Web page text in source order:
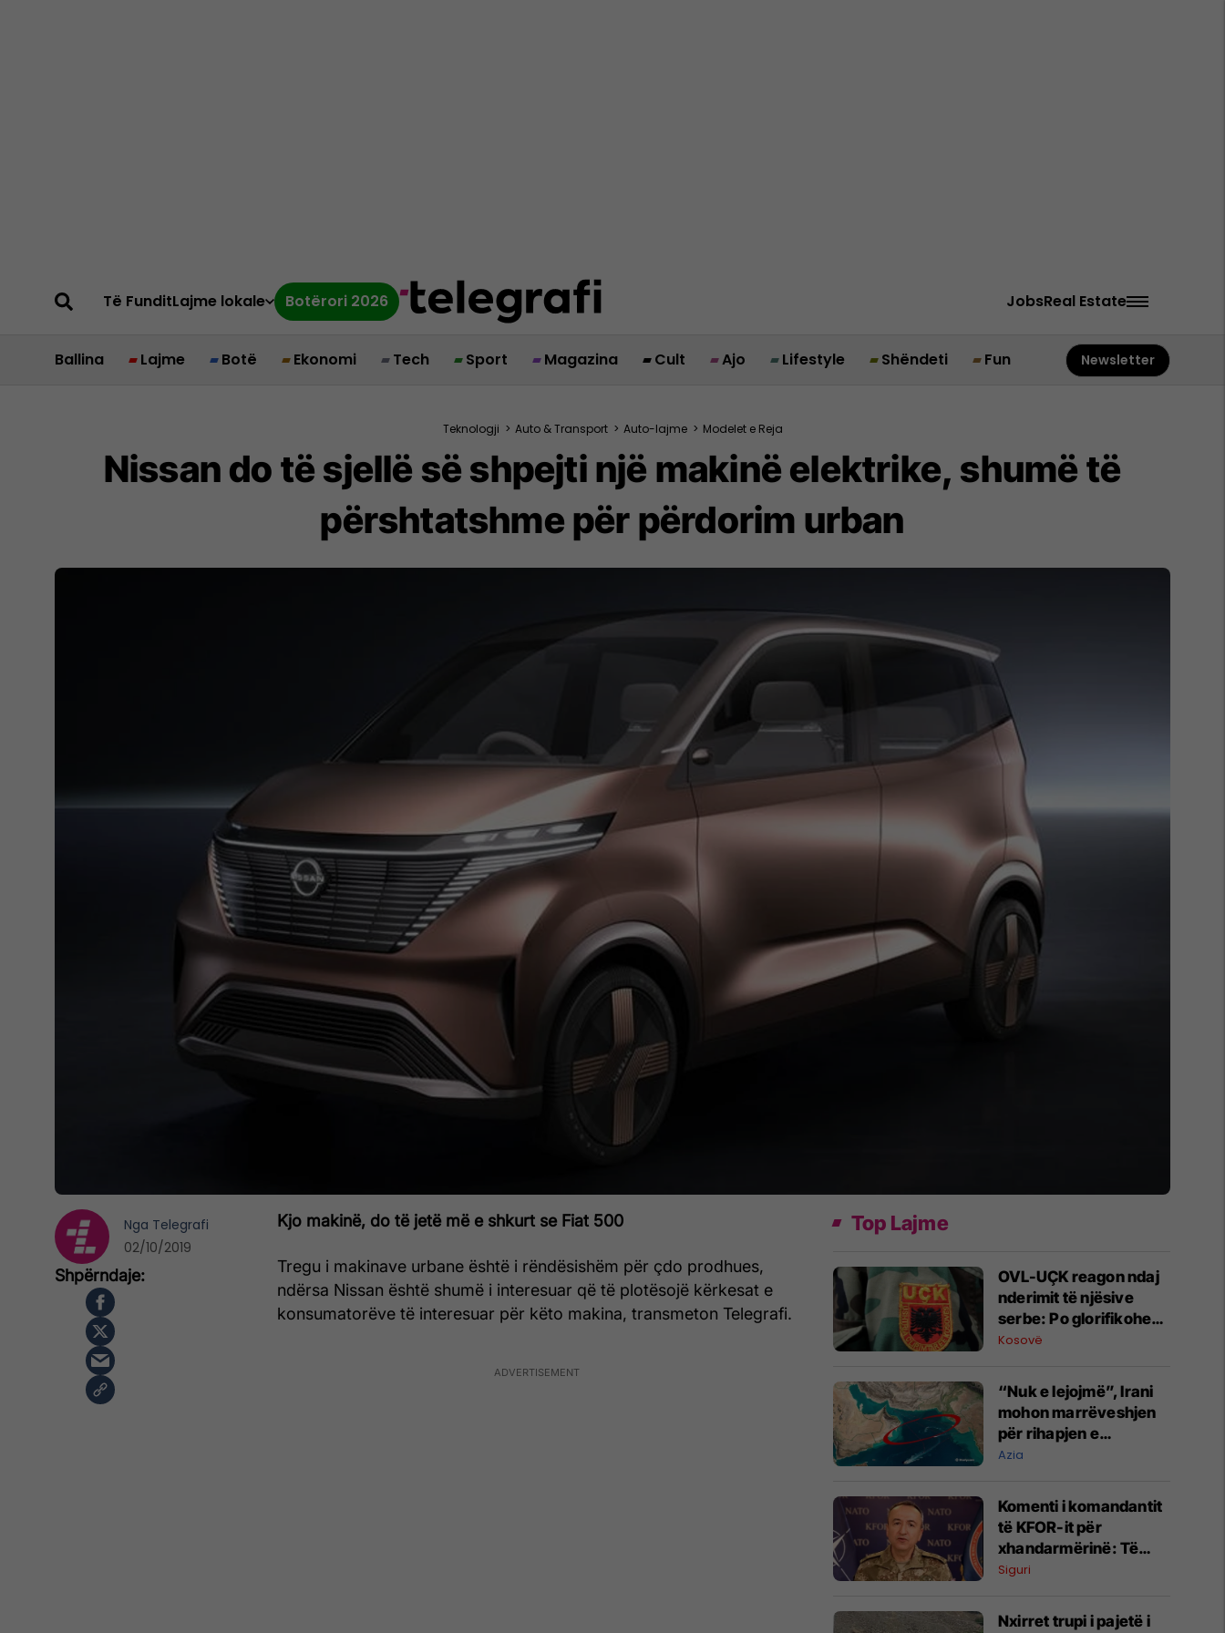
Të FunditLajme lokale Botërori 2026 JobsReal Estate
Ballina Lajme Botë Ekonomi Tech Sport Magazina Cult Ajo Lifestyle Shëndeti Fun Newsletter
Teknologji > Auto & Transport > Auto-lajme > Modelet e Reja
Nissan do të sjellë së shpejti një makinë elektrike, shumë të
përshtatshme për përdorim urban
Kjo makinë, do të jetë më e shkurt se Fiat 500
Tregu i makinave urbane është i rëndësishëm për çdo prodhues,
ndërsa Nissan është shumë i interesuar që të plotësojë kërkesat e
konsumatorëve të interesuar për këto makina, transmeton Telegrafi.
Nga Telegrafi
02/10/2019
Top Lajme
OVL-UÇK reagon ndaj
nderimit të njësive
serbe: Po glorifikohen
mohuesit e krimeve të
Kosovë
“Nuk e lejojmë”, Irani
mohon marrëveshjen
për rihapjen e
Ngushticës së
Azia
Komenti i komandantit
të KFOR-it për
xhandarmërinë: Të
shmanget dyfishimi i
Siguri
Nxirret trupi i pajetë i